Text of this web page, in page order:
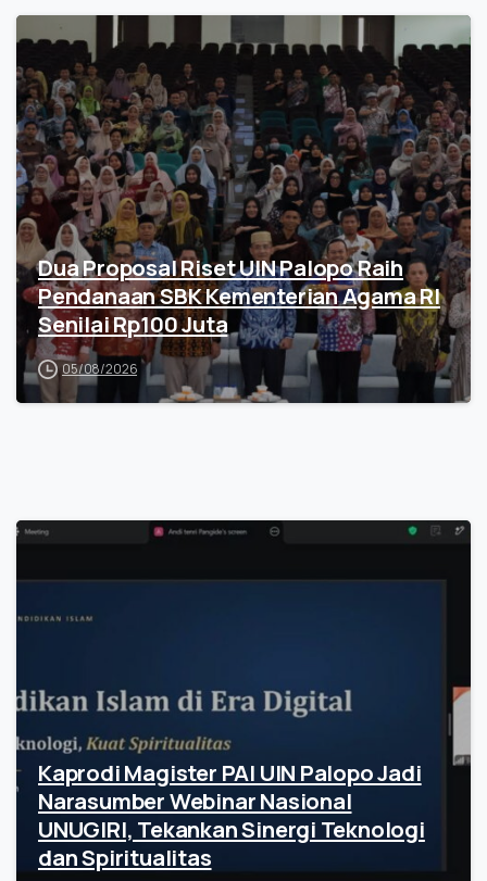
Dua Proposal Riset UIN Palopo Raih
Pendanaan SBK Kementerian Agama RI
Senilai Rp100 Juta
05/08/2026
Kaprodi Magister PAI UIN Palopo Jadi
Narasumber Webinar Nasional
UNUGIRI, Tekankan Sinergi Teknologi
dan Spiritualitas